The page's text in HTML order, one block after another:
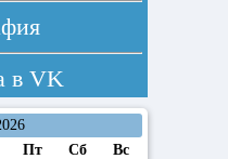
в VK
Пт Сб
Вс